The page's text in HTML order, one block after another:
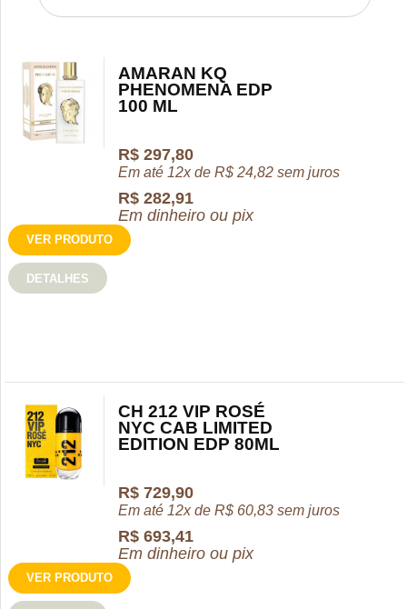
AMARAN KQ
PHENOMENA EDP
100 ML
R$ 297,80
Em até 12x deR$ 24,82 sem juros
R$ 282,91
Em dinheiro ou pix
VER PRODUTO
DETALHES
CH 212 VIP ROSÉ
NYC CAB LIMITED
EDITION EDP 80ML
R$ 729,90
Em até 12x deR$ 60,83 sem juros
R$ 693,41
Em dinheiro ou pix
VER PRODUTO